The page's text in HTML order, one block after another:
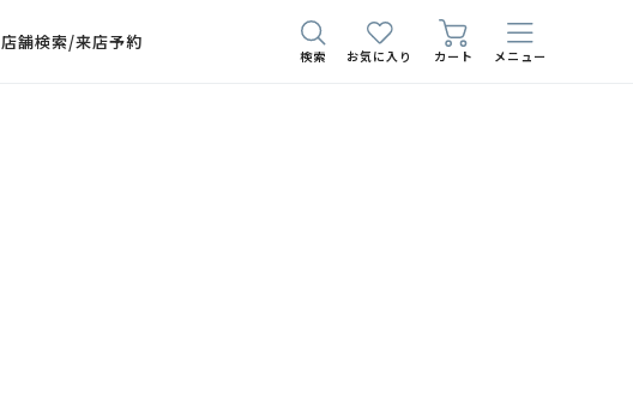
店舗検索/来店予約
検索 お気に入り カート メニュー